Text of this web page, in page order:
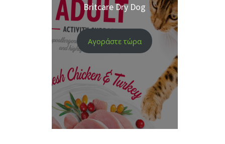
Britcare Dry Dog
Αγοράστε τώρα